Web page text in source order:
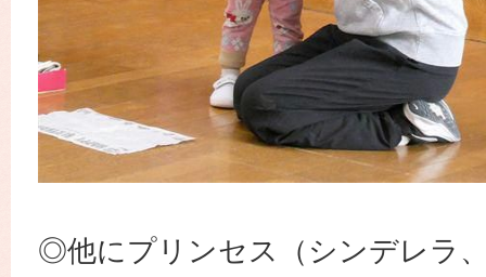
◎他にプリンセス（シンデレラ